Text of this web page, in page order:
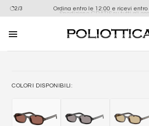
Salta
ai
contenuti
2/3
Spedizione GRATIS su tutti gli
Ordina entro le 12:00 e ricevi entro
COLORI DISPONIBILI: